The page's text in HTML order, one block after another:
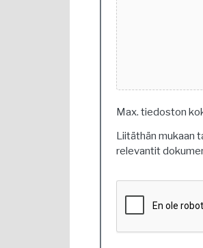
Max. tiedoston
Liitäthän mukaan
relevantit